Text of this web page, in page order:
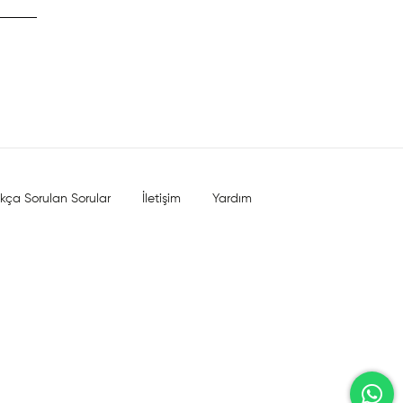
Sorulan Sorular İletişim Yardım